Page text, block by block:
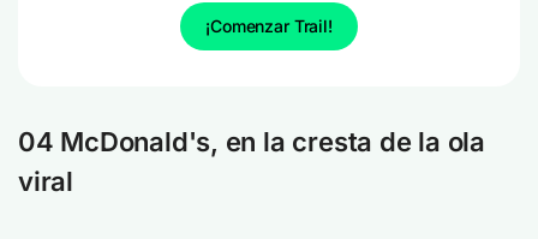
¡Comenzar Trail!
04 McDonald's, en la cresta de la ola
viral